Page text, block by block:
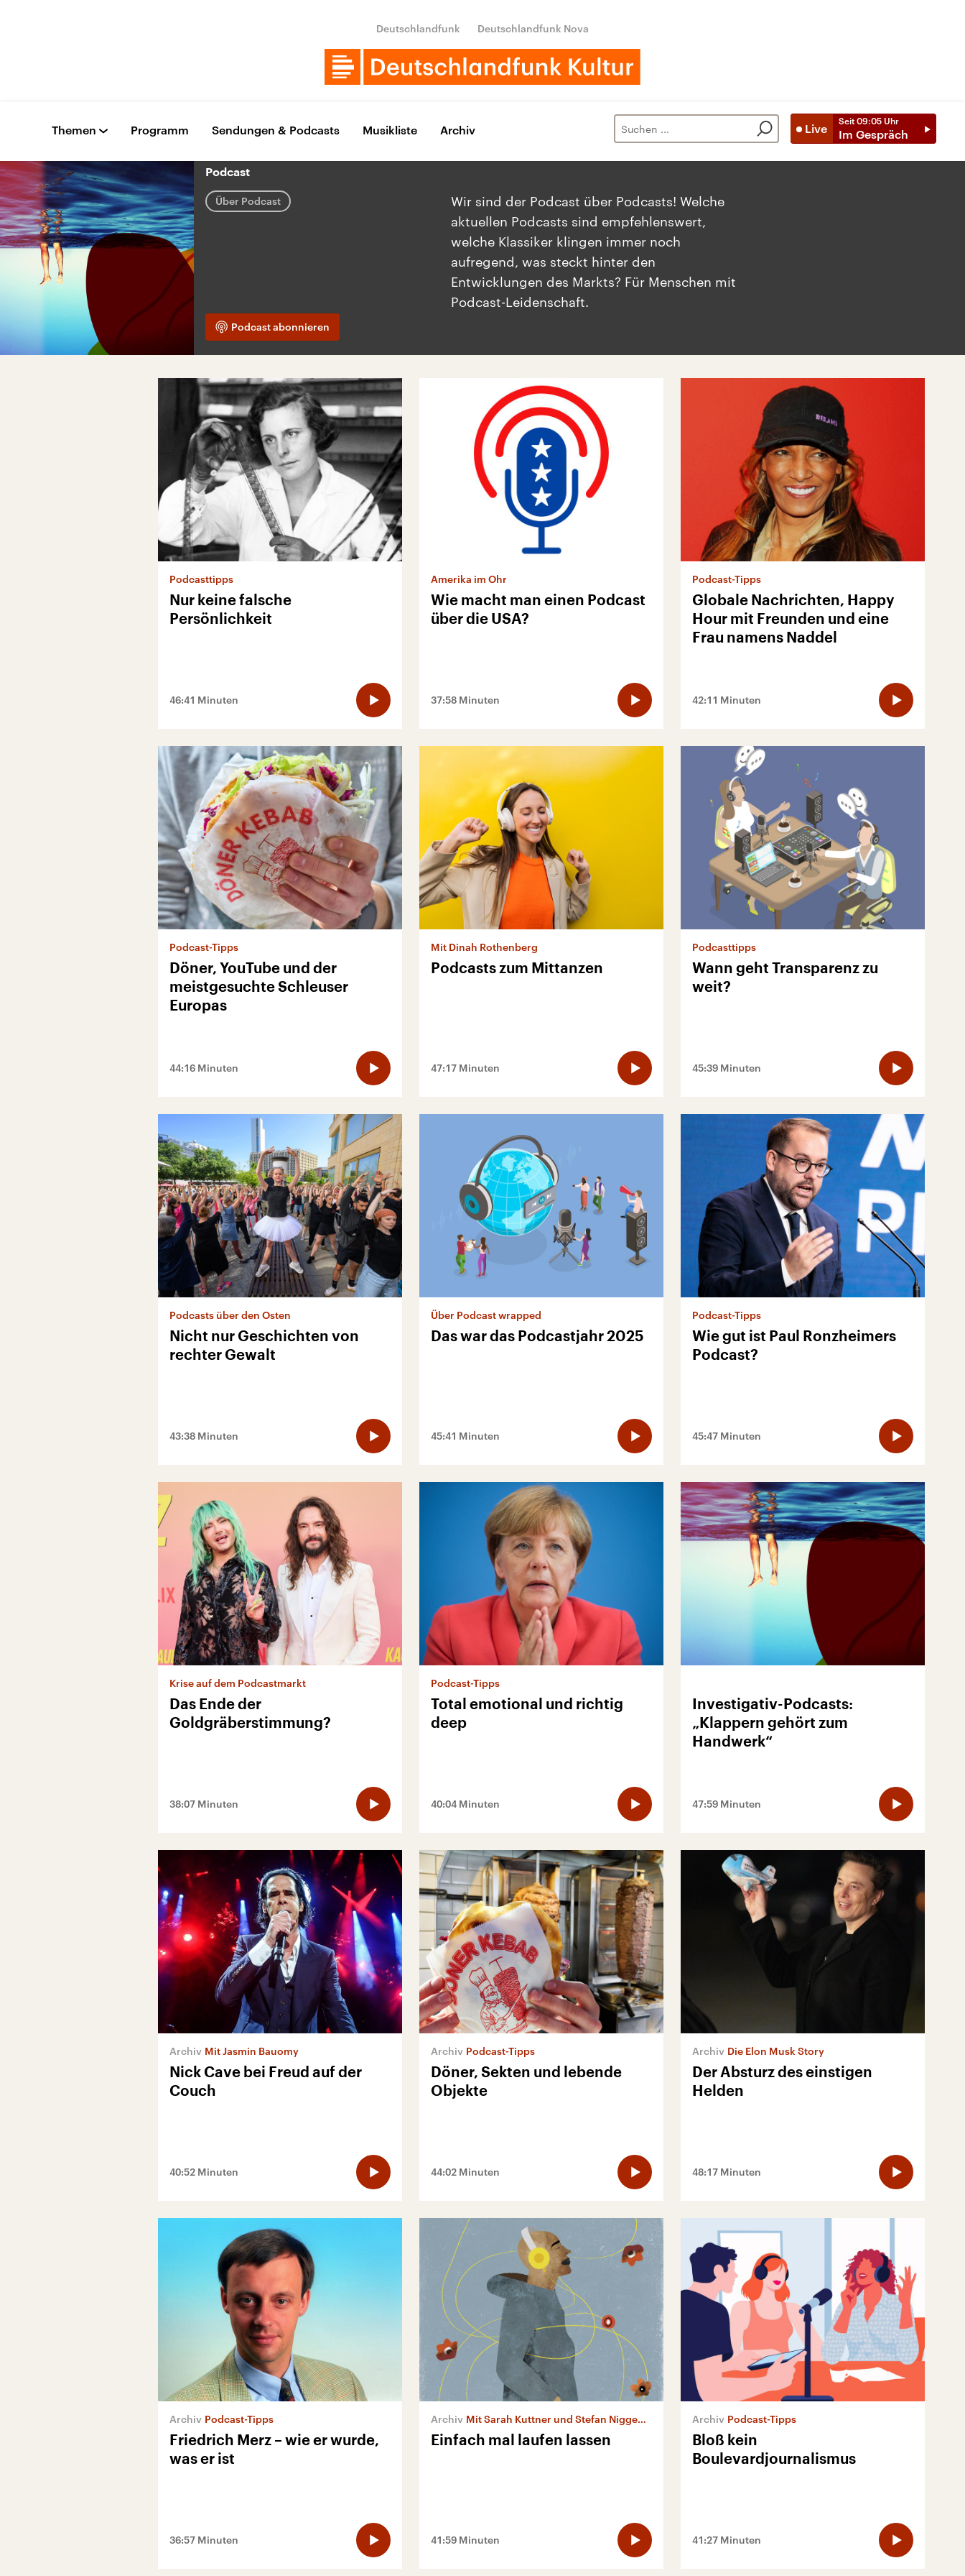
Deutschlandfunk Deutschlandfunk Nova
Live
Seit 09:05 Uhr
Im Gespräch
Themen Programm Sendungen & Podcasts Musikliste Archiv
Podcast
Über Podcast
Podcast abonnieren
Wir sind der Podcast über Podcasts! Welche
aktuellen Podcasts sind empfehlenswert,
welche Klassiker klingen immer noch
aufregend, was steckt hinter den
Entwicklungen des Markts? Für Menschen mit
Podcast-Leidenschaft.
Podcasttipps
Nur keine falsche
Persönlichkeit
46:41 Minuten
Amerika im Ohr
Wie macht man einen Podcast
über die USA?
37:58 Minuten
Podcast-Tipps
Globale Nachrichten, Happy
Hour mit Freunden und eine
Frau namens Naddel
42:11 Minuten
Podcast-Tipps
Döner, YouTube und der
meistgesuchte Schleuser
Europas
44:16 Minuten
Mit Dinah Rothenberg
Podcasts zum Mittanzen
47:17 Minuten
Podcasttipps
Wann geht Transparenz zu
weit?
45:39 Minuten
Podcasts über den Osten
Nicht nur Geschichten von
rechter Gewalt
43:38 Minuten
Über Podcast wrapped
Das war das Podcastjahr 2025
45:41 Minuten
Podcast-Tipps
Wie gut ist Paul Ronzheimers
Podcast?
45:47 Minuten
Krise auf dem Podcastmarkt
Das Ende der
Goldgräberstimmung?
38:07 Minuten
Podcast-Tipps
Total emotional und richtig
deep
40:04 Minuten
Investigativ-Podcasts:
„Klappern gehört zum
Handwerk“
47:59 Minuten
Mit Jasmin Bauomy
Nick Cave bei Freud auf der
Couch
40:52 Minuten
Podcast-Tipps
Döner, Sekten und lebende
Objekte
44:02 Minuten
Die Elon Musk Story
Der Absturz des einstigen
Helden
48:17 Minuten
Podcast-Tipps
Friedrich Merz – wie er wurde,
was er ist
36:57 Minuten
Mit Sarah Kuttner und Stefan Niggemeier
Einfach mal laufen lassen
41:59 Minuten
Podcast-Tipps
Bloß kein
Boulevardjournalismus
41:27 Minuten